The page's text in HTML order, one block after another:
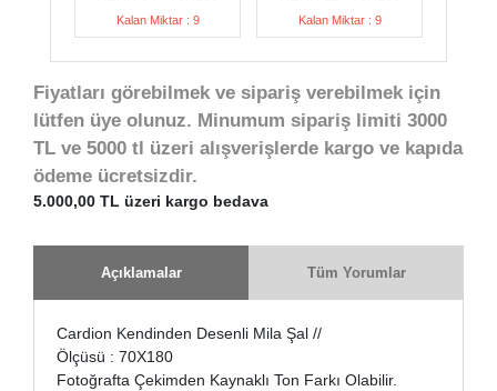
Kalan Miktar : 9 Kalan Miktar : 9
Fiyatları görebilmek ve sipariş verebilmek için
lütfen üye olunuz. Minumum sipariş limiti 3000
TL ve 5000 tl üzeri alışverişlerde kargo ve kapıda
ödeme ücretsizdir.
5.000,00 TL üzeri kargo bedava
Açıklamalar Tüm Yorumlar
Cardion Kendinden Desenli Mila Şal //
Ölçüsü : 70X180
Fotoğrafta Çekimden Kaynaklı Ton Farkı Olabilir.